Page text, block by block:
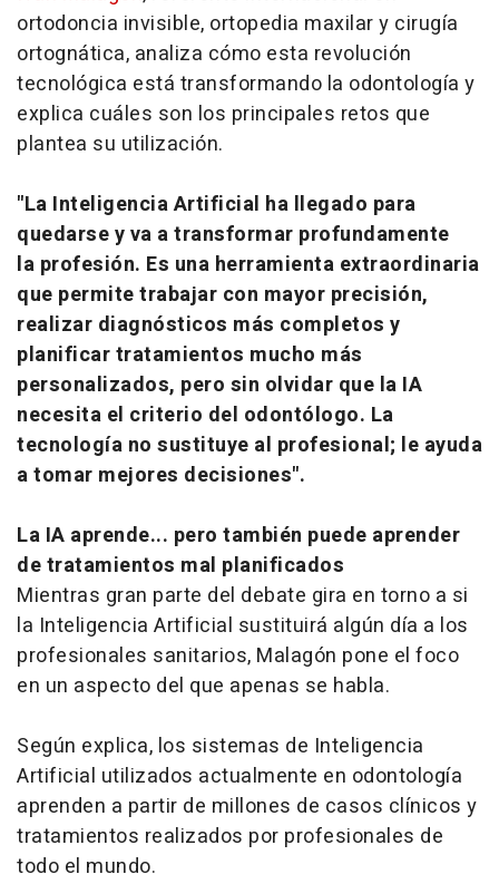
ortodoncia invisible, ortopedia maxilar y cirugía
ortognática, analiza cómo esta revolución
tecnológica está transformando la odontología y
explica cuáles son los principales retos que
plantea su utilización.
"La Inteligencia Artificial ha llegado para
quedarse y va a transformar profundamente
la profesión. Es una herramienta extraordinaria
que permite trabajar con mayor precisión,
realizar diagnósticos más completos y
planificar tratamientos mucho más
personalizados, pero sin olvidar que la IA
necesita el criterio del odontólogo. La
tecnología no sustituye al profesional; le ayuda
a tomar mejores decisiones".
La IA aprende... pero también puede aprender
de tratamientos mal planificados
Mientras gran parte del debate gira en torno a si
la Inteligencia Artificial sustituirá algún día a los
profesionales sanitarios, Malagón pone el foco
en un aspecto del que apenas se habla.
Según explica, los sistemas de Inteligencia
Artificial utilizados actualmente en odontología
aprenden a partir de millones de casos clínicos y
tratamientos realizados por profesionales de
todo el mundo.